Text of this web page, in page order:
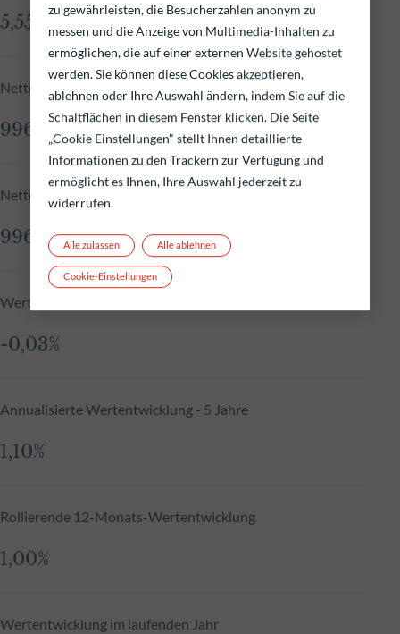
5,55 Mio.€
Nettoinventarwert zum 05.08.2026
996,86 €
Nettoinventarwert N-1
996,52 €
Wertentwicklung seit Auflegung, annualisiert
-0,03%
Annualisierte Wertentwicklung - 5 Jahre
1,10%
Rollierende 12-Monats-Wertentwicklung
1,00%
Wertentwicklung im laufenden Jahr
zu gewährleisten, die Besucherzahlen anonym zu
messen und die Anzeige von Multimedia-Inhalten zu
ermöglichen, die auf einer externen Website gehostet
werden. Sie können diese Cookies akzeptieren,
ablehnen oder Ihre Auswahl ändern, indem Sie auf die
Schaltflächen in diesem Fenster klicken. Die Seite
„Cookie Einstellungen" stellt Ihnen detaillierte
Informationen zu den Trackern zur Verfügung und
ermöglicht es Ihnen, Ihre Auswahl jederzeit zu
widerrufen.
Alle ablehnen
Alle zulassen
Cookie-Einstellungen